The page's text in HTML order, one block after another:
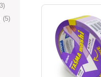
(5)